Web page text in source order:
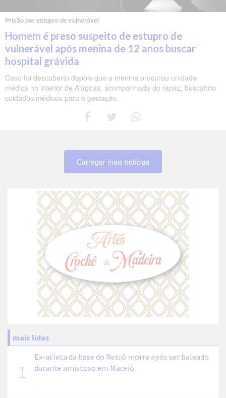
Prisão por estupro de vulnerável
Homem é preso suspeito de estupro de
vulnerável após menina de 12 anos buscar
hospital grávida
Caso foi descoberto depois que a menina procurou unidade
médica no interior de Alagoas, acompanhada do rapaz, buscando
cuidados médicos para a gestação.
Carregar mais notícias
mais lidas
1
Ex-atleta da base do Retrô morre após ser baleado
durante amistoso em Maceió